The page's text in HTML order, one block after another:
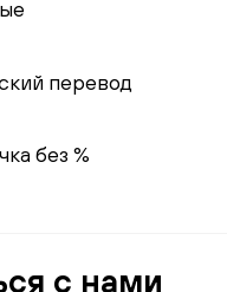
с нами
перевод
без %